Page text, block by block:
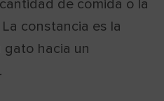
de comida o la
constancia es la
gato hacia un